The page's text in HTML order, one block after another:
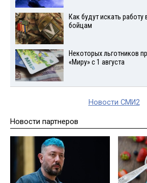
Как будут искать
бойцам
Некоторых льготников
«Миру» с 1 августа
Новости СМИ2
Новости партнеров